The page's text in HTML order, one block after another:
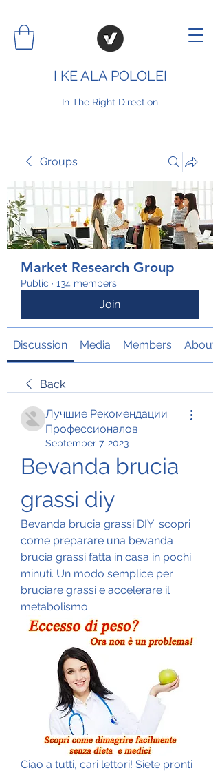
I KE ALA POLOLEI
In The Right Direction
Groups
Market Research Group
Public · 134 members
Join
Discussion Media Members About
Back
Лучшие Рекомендации
Профессионалов
September 7, 2023
Bevanda brucia
grassi diy
Bevanda brucia grassi DIY: scopri
come preparare una bevanda
brucia grassi fatta in casa in pochi
minuti. Un modo semplice per
bruciare grassi e accelerare il
metabolismo.
Ciao a tutti, cari lettori! Siete pronti